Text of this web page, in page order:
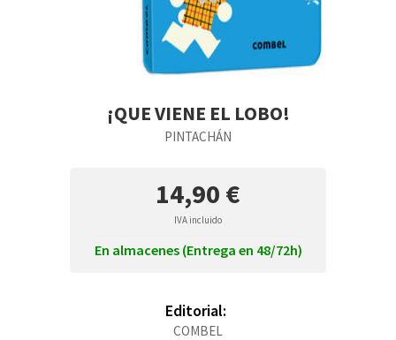
¡QUE VIENE EL LOBO!
PINTACHÁN
14,90 €
IVA incluido
En almacenes (Entrega en 48/72h)
Editorial:
COMBEL